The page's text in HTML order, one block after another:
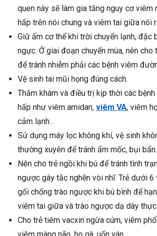
quen này sẽ làm gia tăng nguy cơ viêm
hấp trên nói chung và viêm tai giữa nói
Giữ ấm cơ thể khi trời chuyển lạnh, đặc
ngực. Ở giai đoạn chuyển mùa, nên cho
để tránh nhiễm phải các bệnh viêm
Vệ sinh tai mũi họng đúng cách.
Thăm khám và điều trị kịp thời các
hấp như viêm amidan, viêm VA, viêm
cảm lạnh…
Sử dụng máy lọc không khí, vệ sinh
thường xuyên để tránh ẩm mốc, bụi
Nên cho trẻ ngồi khi bú để tránh tình
ngược gây tắc nghẽn vòi nhĩ. Trẻ dưới 6
gối chống trào ngược khi bú bình để
viêm tai giữa và trào ngược dạ dày thực
Cho trẻ tiêm vacxin ngừa cúm, viêm